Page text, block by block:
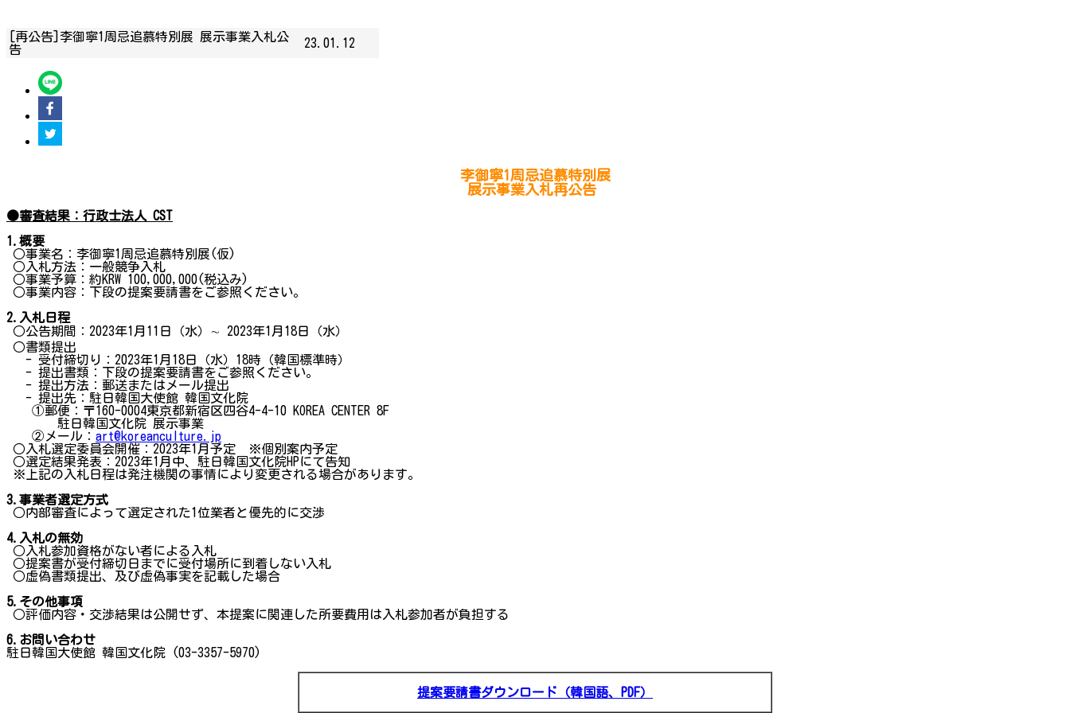
[再公告]李御寧1周忌追慕特別展 展示事業入札公
告
23.01.12
李御寧1周忌追慕特別展
展示事業入札再公告
●審査結果：行政士法人 CST
1.概要
○事業名：李御寧1周忌追慕特別展(仮)
○入札方法：一般競争入札
○事業予算：約KRW 100,000,000(税込み)
○事業内容：下段の提案要請書をご参照ください。
2. 入札日程
○公告期間：2023年1月11日（水）∼ 2023年1月18日（水）
○書類提出
- 受付締切り：2023年1月18日（水）18時（韓国標準時）
- 提出書類：下段の提案要請書をご参照ください。
- 提出方法：郵送またはメール提出
- 提出先：駐日韓国大使館 韓国文化院
①郵便：〒160-0004東京都新宿区四谷4-4-10 KOREA CENTER 8F
駐日韓国文化院 展示事業
②メール： art@koreanculture.jp
○入札選定委員会開催：2023年1月予定 ※個別案内予定
○選定結果発表：2023年1月中、駐日韓国文化院HPにて告知
※上記の入札日程は発注機関の事情により変更される場合があります。
3. 事業者選定方式
○内部審査によって選定された1位業者と優先的に交渉
4. 入札の無効
○入札参加資格がない者による入札
○提案書が受付締切日までに受付場所に到着しない入札
○虚偽書類提出、及び虚偽事実を記載した場合
5. その他事項
○評価内容・交渉結果は公開せず、本提案に関連した所要費用は入札参加者が負担する
6. お問い合わせ
駐日韓国大使館 韓国文化院 (03-3357-5970)
提案要請書ダウンロー ド（韓国語、PDF）